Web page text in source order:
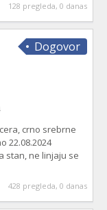
128 pregleda, 0 danas
Dogovor
crno srebrne
22.08.2024
stan, ne linjaju se
428 pregleda, 0 danas